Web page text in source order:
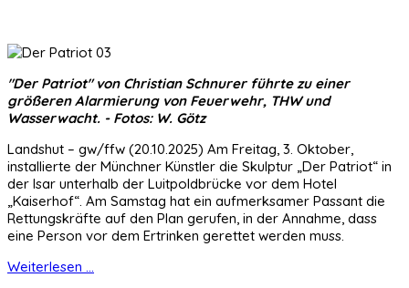
"Der Patriot" von Christian Schnurer führte zu einer
größeren Alarmierung von Feuerwehr, THW und
Wasserwacht. - Fotos: W. Götz
Landshut – gw/ffw (20.10.2025) Am Freitag, 3. Oktober,
installierte der Münchner Künstler die Skulptur „Der Patriot“ in
der Isar unterhalb der Luitpoldbrücke vor dem Hotel
„Kaiserhof“. Am Samstag hat ein aufmerksamer Passant die
Rettungskräfte auf den Plan gerufen, in der Annahme, dass
eine Person vor dem Ertrinken gerettet werden muss.
Weiterlesen ...